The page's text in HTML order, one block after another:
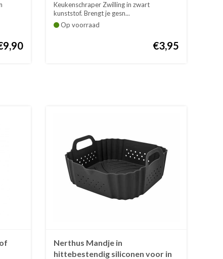
Keukenschraper Zwilling in zwart
kunststof. Brengt je gesn...
Op voorraad
€3,95
Nerthus Mandje in
hittebestendig siliconen voor in